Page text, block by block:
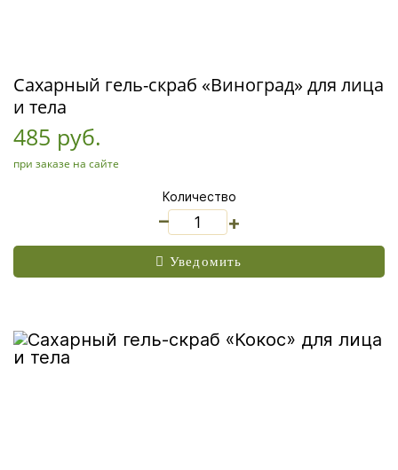
Сахарный гель-скраб «Виноград» для лица
и тела
485 руб.
при заказе на сайте
Количество
+
Уведомить